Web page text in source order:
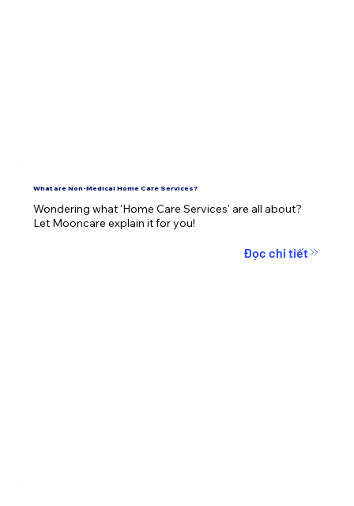
What are Non-Medical Home Care Services?
Wondering what 'Home Care Services' are all about?
Let Mooncare explain it for you!
Đọc chi tiết